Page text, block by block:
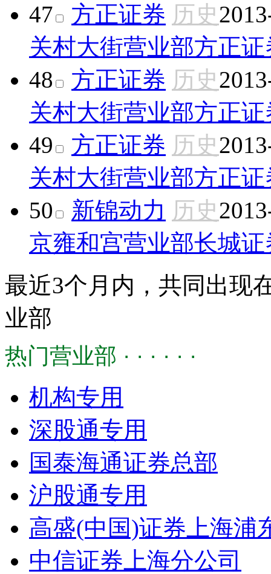
47
方正证券 历史
关村大街营业部方正
48
方正证券 历史
关村大街营业部方正
49
方正证券 历史
关村大街营业部方正
50
新锦动力 历史
京雍和宫营业部长城
最近3个月内，共同出现
业部
热门营业部 · · · · · ·
机构专用
深股通专用
国泰海通证券总部
沪股通专用
高盛(中国)证券上海浦
中信证券上海分公司